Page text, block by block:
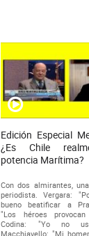
Edición Especial
¿Es Chile
potencia Marítima?
Con dos almirantes,
periodista. Vergara:
bueno beatificar a
"Los héroes provocan
Codina: "Yo no
Macchiavello: "Mi